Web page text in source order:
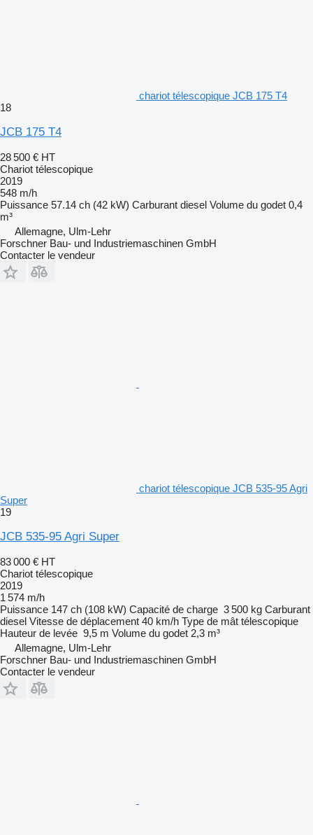
chariot télescopique JCB 175 T4
18
JCB 175 T4
28 500 € HT
Chariot télescopique
2019
548 m/h
Puissance 57.14 ch (42 kW) Carburant diesel Volume du godet 0,4
m³
Allemagne, Ulm-Lehr
Forschner Bau- und Industriemaschinen GmbH
Contacter le vendeur
chariot télescopique JCB 535-95 Agri
Super
19
JCB 535-95 Agri Super
83 000 € HT
Chariot télescopique
2019
1 574 m/h
Puissance 147 ch (108 kW) Capacité de charge 3 500 kg Carburant
diesel Vitesse de déplacement 40 km/h Type de mât télescopique
Hauteur de levée 9,5 m Volume du godet 2,3 m³
Allemagne, Ulm-Lehr
Forschner Bau- und Industriemaschinen GmbH
Contacter le vendeur